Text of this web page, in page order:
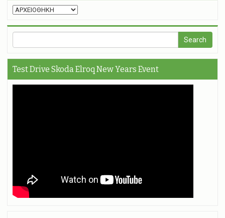
Test Drive Skoda Elroq New Years Event